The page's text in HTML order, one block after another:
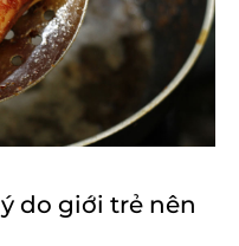
do giới trẻ nên